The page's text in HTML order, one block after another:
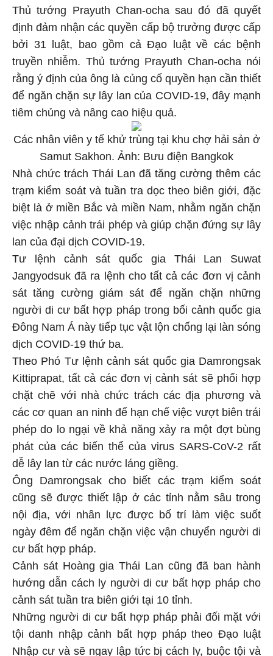
Thủ tướng Prayuth Chan-ocha sau đó đã quyết
định đảm nhận các quyền cấp bộ trưởng được cấp
bởi 31 luật, bao gồm cả Đạo luật về các bệnh
truyền nhiễm. Thủ tướng Prayuth Chan-ocha nói
rằng ý định của ông là củng cố quyền hạn cần thiết
để ngăn chặn sự lây lan của COVID-19, đây mạnh
tiêm chủng và nâng cao hiệu quả.
Các nhân viên y tế khử trùng tại khu chợ hải sản ở
Samut Sakhon. Ảnh: Bưu điện Bangkok
Nhà chức trách Thái Lan đã tăng cường thêm các
trạm kiểm soát và tuần tra dọc theo biên giới, đặc
biệt là ở miền Bắc và miền Nam, nhằm ngăn chặn
việc nhập cảnh trái phép và giúp chặn đứng sự lây
lan của đại dịch COVID-19.
Tư lệnh cảnh sát quốc gia Thái Lan Suwat
Jangyodsuk đã ra lệnh cho tất cả các đơn vị cảnh
sát tăng cường giám sát để ngăn chặn những
người di cư bất hợp pháp trong bối cảnh quốc gia
Đông Nam Á này tiếp tục vật lộn chống lại làn sóng
dịch COVID-19 thứ ba.
Theo Phó Tư lệnh cảnh sát quốc gia Damrongsak
Kittiprapat, tất cả các đơn vị cảnh sát sẽ phối hợp
chặt chẽ với nhà chức trách các địa phương và
các cơ quan an ninh để hạn chế việc vượt biên trái
phép do lo ngại về khả năng xảy ra một đợt bùng
phát của các biến thể của virus SARS-CoV-2 rất
dễ lây lan từ các nước láng giềng.
Ông Damrongsak cho biết các trạm kiểm soát
cũng sẽ được thiết lập ở các tỉnh nằm sâu trong
nội địa, với nhân lực được bố trí làm việc suốt
ngày đêm để ngăn chặn việc vận chuyển người di
cư bất hợp pháp.
Cảnh sát Hoàng gia Thái Lan cũng đã ban hành
hướng dẫn cách ly người di cư bất hợp pháp cho
cảnh sát tuần tra biên giới tại 10 tỉnh.
Những người di cư bất hợp pháp phải đối mặt với
tội danh nhập cảnh bất hợp pháp theo Đạo luật
Nhập cư và sẽ ngay lập tức bị cách ly, buộc tội và